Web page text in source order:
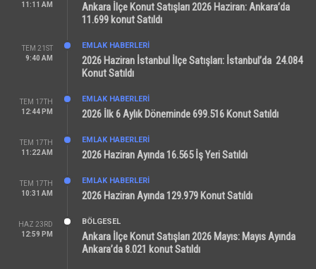
11:11 AM
Ankara İlçe Konut Satışları 2026 Haziran: Ankara’da
11.699 konut Satıldı
TEM 21ST
9:40 AM
EMLAK HABERLERI
2026 Haziran İstanbul İlçe Satışları: İstanbul’da 24.084
Konut Satıldı
TEM 17TH
12:44 PM
EMLAK HABERLERI
2026 İlk 6 Aylık Döneminde 699.516 Konut Satıldı
TEM 17TH
11:22 AM
EMLAK HABERLERI
2026 Haziran Ayında 16.565 İş Yeri Satıldı
TEM 17TH
10:31 AM
EMLAK HABERLERI
2026 Haziran Ayında 129.979 Konut Satıldı
HAZ 23RD
12:59 PM
BÖLGESEL
Ankara İlçe Konut Satışları 2026 Mayıs: Mayıs Ayında
Ankara’da 8.021 konut Satıldı